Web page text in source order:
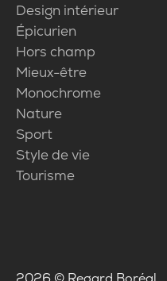
Design intérieur
Épicurien
Hors champ
Mieux-être
Monochrome
Nature
Sport
Style de vie
Tourisme